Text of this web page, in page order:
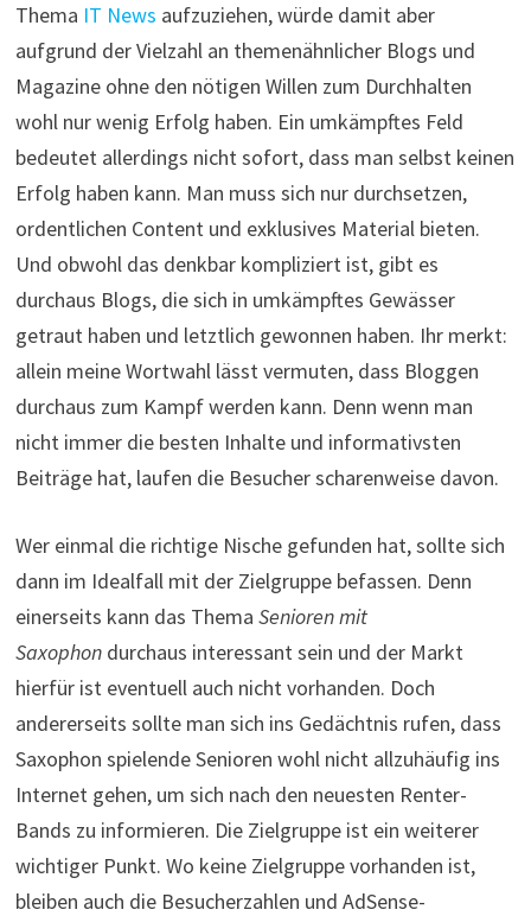
Thema IT News aufzuziehen, würde damit aber
aufgrund der Vielzahl an themenähnlicher Blogs und
Magazine ohne den nötigen Willen zum Durchhalten
wohl nur wenig Erfolg haben. Ein umkämpftes Feld
bedeutet allerdings nicht sofort, dass man selbst keinen
Erfolg haben kann. Man muss sich nur durchsetzen,
ordentlichen Content und exklusives Material bieten.
Und obwohl das denkbar kompliziert ist, gibt es
durchaus Blogs, die sich in umkämpftes Gewässer
getraut haben und letztlich gewonnen haben. Ihr merkt:
allein meine Wortwahl lässt vermuten, dass Bloggen
durchaus zum Kampf werden kann. Denn wenn man
nicht immer die besten Inhalte und informativsten
Beiträge hat, laufen die Besucher scharenweise davon.
Wer einmal die richtige Nische gefunden hat, sollte sich
dann im Idealfall mit der Zielgruppe befassen. Denn
einerseits kann das Thema Senioren mit
Saxophon durchaus interessant sein und der Markt
hierfür ist eventuell auch nicht vorhanden. Doch
andererseits sollte man sich ins Gedächtnis rufen, dass
Saxophon spielende Senioren wohl nicht allzuhäufig ins
Internet gehen, um sich nach den neuesten Renter-
Bands zu informieren. Die Zielgruppe ist ein weiterer
wichtiger Punkt. Wo keine Zielgruppe vorhanden ist,
bleiben auch die Besucherzahlen und AdSense-